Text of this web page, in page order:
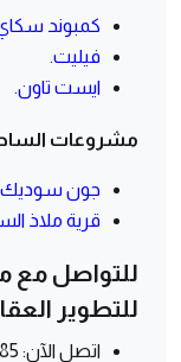
كمبوند
فيليت.
ايست تاون.
مشروعات
جون سوديك
قرية ملاذ
للتواصل
للتطوير
اتصل الآن: 01100105585